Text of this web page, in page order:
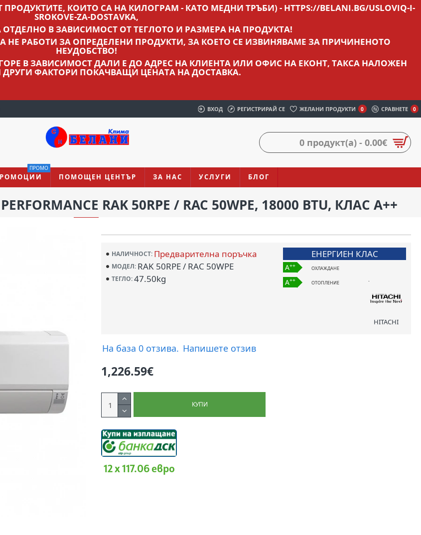
КОИТО СА НА КИЛОГРАМ - КАТО МЕДНИ ТРЪБИ) - HTTPS://BELANI.BG/USLOVIQ-I-
SROKOVE-ZA-DOSTAVKA,
В ЗАВИСИМОСТ ОТ ТЕГЛОТО И РАЗМЕРА НА ПРОДУКТА!
РАБОТИ ЗА ОПРЕДЕЛЕНИ ПРОДУКТИ, ЗА КОЕТО СЕ ИЗВИНЯВАМЕ ЗА ПРИЧИНЕНОТО
НЕУДОБСТВО!
В ЗАВИСИМОСТ ДАЛИ Е ДО АДРЕС НА КЛИЕНТА ИЛИ ОФИС НА ЕКОНТ, ТАКСА НАЛОЖЕН
ФАКТОРИ ПОКАЧВАЩИ ЦЕНАТА НА ДОСТАВКА.
ВХОД РЕГИСТРИРАЙ СЕ ЖЕЛАНИ ПРОДУКТИ 0 СРАВНЕТЕ 0
0 продукт(а) - 0.00€
ПРОМО
ПОМОЩЕН ЦЕНТЪР ЗА НАС УСЛУГИ БЛОГ
RAK 50RPE / RAC 50WPE, 18000 BTU, КЛАС A++
НАЛИЧНОСТ: Предварителна поръчка
МОДЕЛ: RAK 50RPE / RAC 50WPE
ТЕГЛО:47.50kg
ЕНЕРГИЕН КЛАС
A++ ОХЛАЖДАНЕ
A++ ОТОПЛЕНИЕ
HITACHI
На база 0 отзива. Напишете отзив
1,226.59€
КУПИ
12 x 117.06 евро